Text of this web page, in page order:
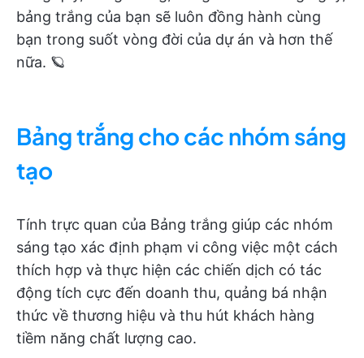
bảng trắng của bạn sẽ luôn đồng hành cùng
bạn trong suốt vòng đời của dự án và hơn thế
nữa. 🪐
Bảng trắng cho các nhóm sáng
tạo
Tính trực quan của Bảng trắng giúp các nhóm
sáng tạo xác định phạm vi công việc một cách
thích hợp và thực hiện các chiến dịch có tác
động tích cực đến doanh thu, quảng bá nhận
thức về thương hiệu và thu hút khách hàng
tiềm năng chất lượng cao.